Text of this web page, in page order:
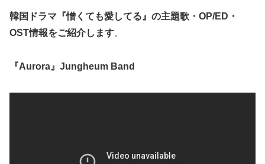
韓国ドラマ『憎くても愛してる』の主題歌・OP/ED・
OST情報をご紹介します。
『Aurora』Jungheum Band